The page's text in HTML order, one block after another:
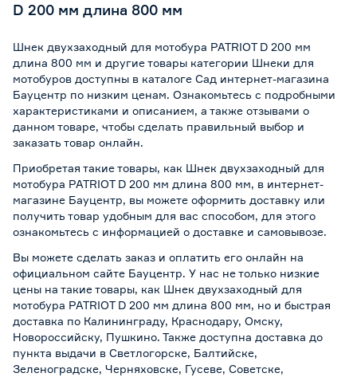
D 200 мм длина 800 мм
Шнек двухзаходный для мотобура PATRIOT D 200 мм
длина 800 мм и другие товары категории Шнеки для
мотобуров доступны в каталоге Сад интернет-магазина
Бауцентр по низким ценам. Ознакомьтесь с подробными
характеристиками и описанием, а также отзывами о
данном товаре, чтобы сделать правильный выбор и
заказать товар онлайн.
Приобретая такие товары, как Шнек двухзаходный для
мотобура PATRIOT D 200 мм длина 800 мм, в интернет-
магазине Бауцентр, вы можете оформить доставку или
получить товар удобным для вас способом, для этого
ознакомьтесь с информацией о доставке и самовывозе.
Вы можете сделать заказ и оплатить его онлайн на
официальном сайте Бауцентр. У нас не только низкие
цены на такие товары, как Шнек двухзаходный для
мотобура PATRIOT D 200 мм длина 800 мм, но и быстрая
доставка по Калининграду, Краснодару, Омску,
Новороссийску, Пушкино. Также доступна доставка до
пункта выдачи в Светлогорске, Балтийске,
Зеленоградске, Черняховске, Гусеве, Советске,